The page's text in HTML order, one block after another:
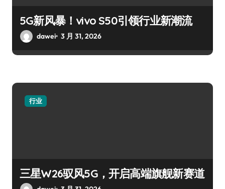
5G新风暴！vivo S50引领行业新潮流
dawei 3 月 31, 2026
行业
三星W26驭风5G，开启高端旗舰新赛道